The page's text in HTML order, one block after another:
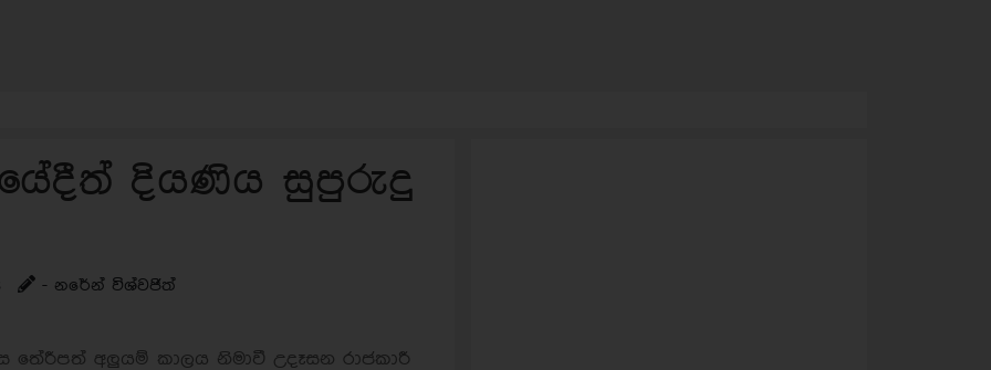
දියණිය සුපුරුදු
- නරේන් විශ්වජිත්
තේරීපත් අලුයම් කාලය නිමාවී උදෑසන රාජකාරී